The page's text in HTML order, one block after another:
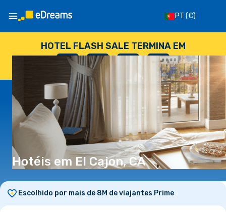
PT (€)
HOTEL FLASH SALE TERMINA EM
--
DIAS
: --
HORAS
: --
SEGUNDOS
Hotéis em El Cajon, CA
Escolhido por mais de 8M de viajantes Prime